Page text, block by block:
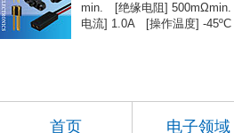
min. [绝缘电阻]
电流] 1.0A [操作温度] -45ºC
首页 电子领域